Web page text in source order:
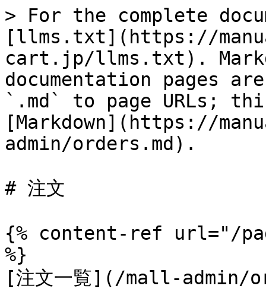
> For the complete
[llms.txt](https://
cart.jp/llms.txt).
documentation pages
`.md` to page URLs;
[Markdown](https://
admin/orders.md).
# 注文
{% content-ref url="/
%}
[注文一覧](/mall-